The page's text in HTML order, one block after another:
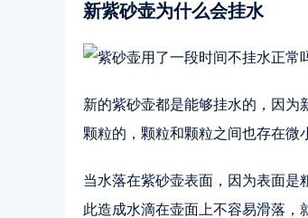
新紫砂壶为什么会挂水
新的紫砂壶都是能够挂水的，因为
颗粒的，颗粒和颗粒之间也存在微
当水落在紫砂壶表面，因为表面是
此造成水滴在壶面上不容易滑落，